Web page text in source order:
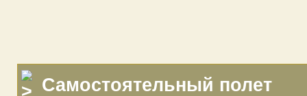
Самостоятельный полет